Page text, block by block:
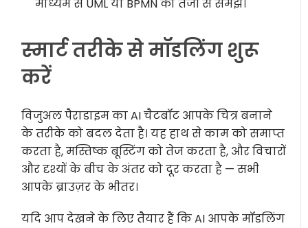
माध्यम से UML या BPMN को तेजी से समझें।
स्मार्ट तरीके से मॉडलिंग शुरू
करें
विजुअल पैराडाइम का AI चैटबॉट आपके चित्र बनाने
के तरीके को बदल देता है। यह हाथ से काम को समाप्त
करता है, मस्तिष्क बूस्टिंग को तेज करता है, और विचारों
और दृश्यों के बीच के अंतर को दूर करता है — सभी
आपके ब्राउज़र के भीतर।
यदि आप देखने के लिए तैयार हैं कि AI आपके मॉडलिंग